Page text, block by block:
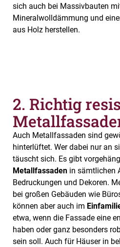
sich auch bei Massivbauten
Mineralwolldämmung und
aus Holz herstellen.
2. Richtig
Auch Metallfassaden sind
hinterlüftet. Wer dabei nur an
täuscht sich. Es gibt
Metallfassaden in sämtlichen
Bedruckungen und Dekoren.
bei großen Gebäuden wie
können aber auch im
etwa, wenn die Fassade eine
haben oder ganz besonders
sein soll. Auch für Häuser in